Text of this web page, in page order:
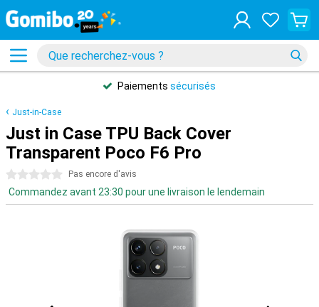
Paiements sécurisés
Just-in-Case
Just in Case TPU Back Cover
Transparent Poco F6 Pro
0 étoiles Pas encore d'avis
Commandez avant 23:30 pour une livraison le lendemain